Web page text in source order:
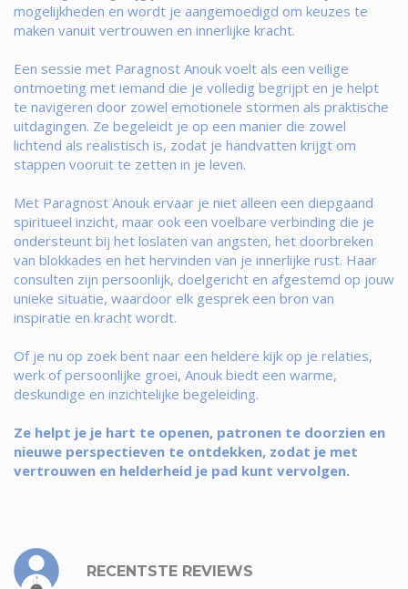
mogelijkheden en wordt je aangemoedigd om keuzes te
maken vanuit vertrouwen en innerlijke kracht.
Een sessie met Paragnost Anouk voelt als een veilige
ontmoeting met iemand die je volledig begrijpt en je helpt
te navigeren door zowel emotionele stormen als praktische
uitdagingen. Ze begeleidt je op een manier die zowel
lichtend als realistisch is, zodat je handvatten krijgt om
stappen vooruit te zetten in je leven.
Met Paragnost Anouk ervaar je niet alleen een diepgaand
spiritueel inzicht, maar ook een voelbare verbinding die je
ondersteunt bij het loslaten van angsten, het doorbreken
van blokkades en het hervinden van je innerlijke rust. Haar
consulten zijn persoonlijk, doelgericht en afgestemd op jouw
unieke situatie, waardoor elk gesprek een bron van
inspiratie en kracht wordt.
Of je nu op zoek bent naar een heldere kijk op je relaties,
werk of persoonlijke groei, Anouk biedt een warme,
deskundige en inzichtelijke begeleiding.
Ze helpt je je hart te openen, patronen te doorzien en
nieuwe perspectieven te ontdekken, zodat je met
vertrouwen en helderheid je pad kunt vervolgen.
RECENTSTE REVIEWS